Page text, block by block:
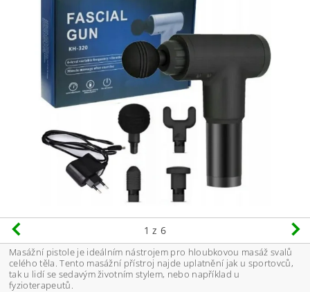
1 z 6
Masážní pistole je ideálním nástrojem pro hloubkovou masáž svalů
celého těla. Tento masážní přístroj najde uplatnění jak u sportovců,
tak u lidí se sedavým životním stylem, nebo například u
fyzioterapeutů.